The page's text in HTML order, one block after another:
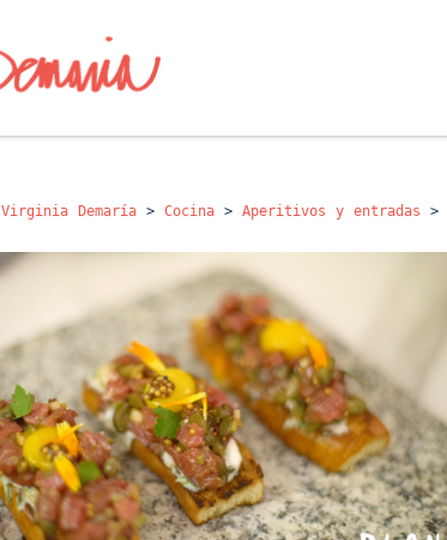
Virginia Demaría > Cocina > Aperitivos y entradas >